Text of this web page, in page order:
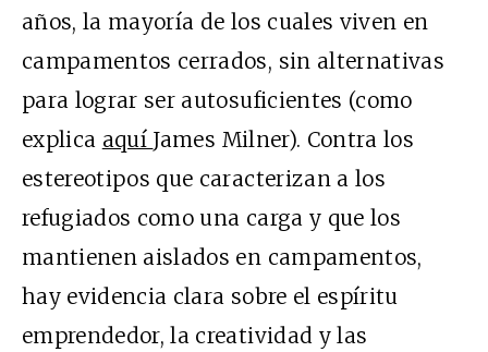
años, la mayoría de los cuales viven en
campamentos cerrados, sin alternativas
para lograr ser autosuficientes (como
explica aquí James Milner). Contra los
estereotipos que caracterizan a los
refugiados como una carga y que los
mantienen aislados en campamentos,
hay evidencia clara sobre el espíritu
emprendedor, la creatividad y las